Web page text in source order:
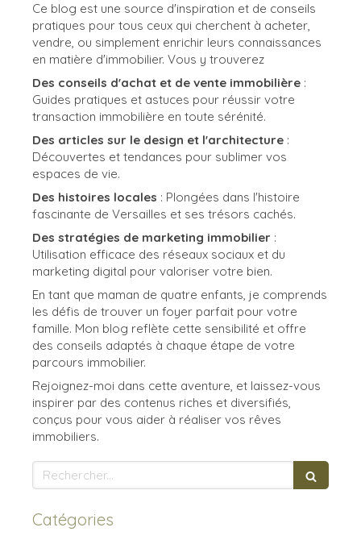
Ce blog est une source d'inspiration et de conseils
pratiques pour tous ceux qui cherchent à acheter,
vendre, ou simplement enrichir leurs connaissances
en matière d'immobilier. Vous y trouverez
Des conseils d'achat et de vente immobilière :
Guides pratiques et astuces pour réussir votre
transaction immobilière en toute sérénité.
Des articles sur le design et l'architecture :
Découvertes et tendances pour sublimer vos
espaces de vie.
Des histoires locales : Plongées dans l'histoire
fascinante de Versailles et ses trésors cachés.
Des stratégies de marketing immobilier :
Utilisation efficace des réseaux sociaux et du
marketing digital pour valoriser votre bien.
En tant que maman de quatre enfants, je comprends
les défis de trouver un foyer parfait pour votre
famille. Mon blog reflète cette sensibilité et offre
des conseils adaptés à chaque étape de votre
parcours immobilier.
Rejoignez-moi dans cette aventure, et laissez-vous
inspirer par des contenus riches et diversifiés,
conçus pour vous aider à réaliser vos rêves
immobiliers.
Rechercher
Catégories